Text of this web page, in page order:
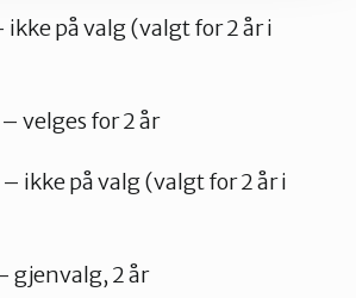
på valg (valgt for 2 år i
velges for 2 år
– ikke på valg (valgt for 2 år i
gjenvalg, 2 år